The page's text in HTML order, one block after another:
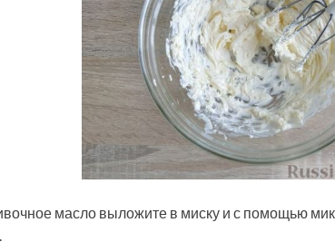
масло выложите в миску и с помощью